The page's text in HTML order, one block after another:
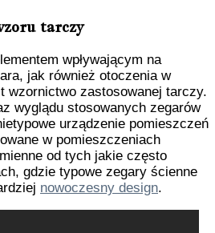
tarczy
wpływającym na
jak również otoczenia w
wzornictwo zastosowanej tarczy.
wyglądu stosowanych zegarów
urządzenie pomieszczeń
w pomieszczeniach
od tych jakie często
gdzie typowe zegary ścienne
nowoczesny design.